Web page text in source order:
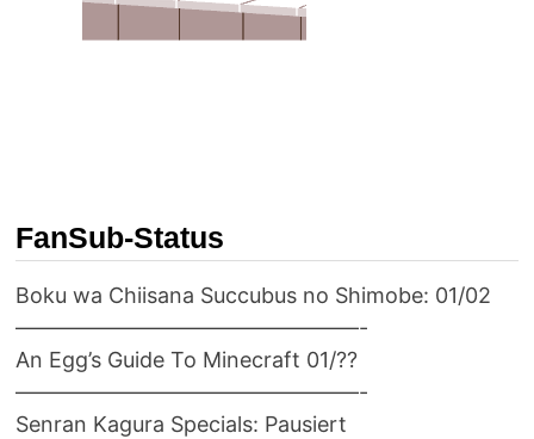
FanSub-Status
Boku wa Chiisana Succubus no Shimobe: 01/02
————————————————-
An Egg’s Guide To Minecraft 01/??
————————————————-
Senran Kagura Specials: Pausiert